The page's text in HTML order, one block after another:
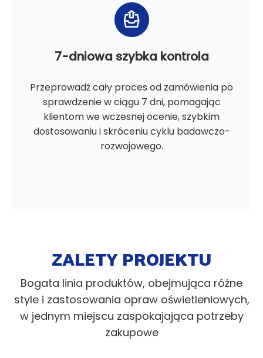
7-dniowa szybka kontrola
Przeprowadź cały proces od zamówienia po
sprawdzenie w ciągu 7 dni, pomagając
klientom we wczesnej ocenie, szybkim
dostosowaniu i skróceniu cyklu badawczo-
rozwojowego.
ZALETY PROJEKTU
Bogata linia produktów, obejmująca różne
style i zastosowania opraw oświetleniowych,
w jednym miejscu zaspokajająca potrzeby
zakupowe